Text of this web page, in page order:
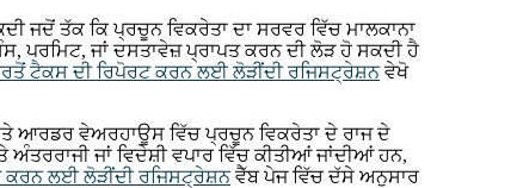
ਜਦੋਂ ਤੱਕ ਕਿ ਪ੍ਰਚੂਨ ਵਿਕਰੇਤਾ ਦਾ ਸਰਵਰ ਵਿੱਚ ਮਾਲਕਾਨਾ
ਪਰਮਿਟ, ਜਾਂ ਦਸਤਾਵੇਜ਼ ਪ੍ਰਾਪਤ ਕਰਨ ਦੀ ਲੋੜ ਹੋ ਸਕਦੀ ਹੈ
ਟੈਕਸ ਦੀ ਰਿਪੋਰਟ ਕਰਨ ਲਈ ਲੋੜੀਂਦੀ ਰਜਿਸਟ੍ਰੇਸ਼ਨਵੇਖੋ
ਆਰਡਰ ਵੇਅਰਹਾਊਸ ਵਿੱਚ ਪ੍ਰਚੂਨ ਵਿਕਰੇਤਾ ਦੇ ਰਾਜ ਦੇ
ਜਾਂ ਵਿਦੇਸ਼ੀ ਵਪਾਰ ਵਿੱਚ ਕੀਤੀਆਂ ਜਾਂਦੀਆਂ ਹਨ,
ਕਰਨ ਲਈ ਲੋੜੀਂਦੀ ਰਜਿਸਟ੍ਰੇਸ਼ਨਵੈੱਬ ਪੇਜ ਵਿੱਚ ਦੱਸੇ ਅਨੁਸਾਰ